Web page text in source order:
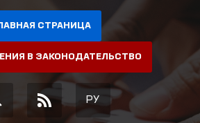
СТРАНИЦА
В ЗАКОНОДАТЕЛЬСТВО
РУ